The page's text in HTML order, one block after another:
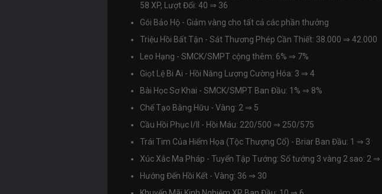
58 XP, Lượt Đổi: 40 ⇒ 36
Gói Bảo Hộ - Giảm vàng cho tất cả các phần thưởng
Triệu Hồi Bất Tận - Sát Thương Phép Cần Thiết: 38.000 ⇒ 42.000
Leo Hạng - SMCK/SMPT cộng thêm: 6% ⇒ 7%
Giọt Lệ Bi Ai - Hồi Năng Lượng Cường Hóa: 3 ⇒ 4
Bài Học Sơ Khai - SMCK/SMPT Ban Đầu: 1% ⇒ 8%
Chế Tạo Bằng Hữu - Vàng: 2 ⇒ 5
Cầu Hồi Phục I/II - Hồi Máu: 220/500 ⇒ 250/575
Trái Tim Của Hiểm Họa (Tộc Thượng Cổ) - Briar Ban Đầu: 1 ⇒ 3
Xúc Xắc Ma Pháp - Tuyển Tập Tướng: Số tướng 3 vàng 2 sao: 2 ⇒
Hướng Đến Hồi Kết - Vàng: 36 ⇒ 30